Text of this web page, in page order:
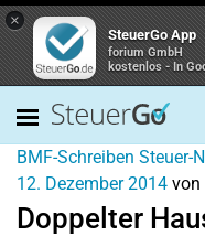
×
SteuerGo App
forium GmbH
kostenlos - In
BMF-Schreiben Steuer-
12. Dezember 2014 von
Doppelter